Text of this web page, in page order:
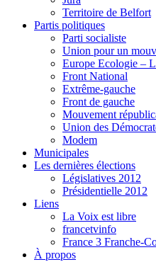
Territoire de Belfort
Partis politiques
Parti socialiste
Union pour un
Europe Ecologie –
Front National
Extrême-gauche
Front de gauche
Mouvement
Union des
Modem
Municipales
Les dernières élections
Législatives 2012
Présidentielle 2012
Liens
La Voix est libre
francetvinfo
France 3 Franche-
À propos